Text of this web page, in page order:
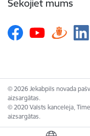
Sekojiet mums
© 2026 Jekabpils novada
aizsargātas.
© 2020 Valsts kanceleja,
aizsargātas.